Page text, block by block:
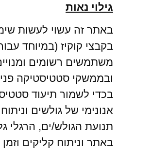
גילוי נאות
באתר זה עשוי לעשות
בקבצי קוקיז (במיוחד
משתמשים רשומים
ובממשקי סטטיסטיקה
בכדי לשמור תיעוד
אנונימי של גולשים וניתוח
תנועת הגולש/ים, הרגלי
באתר וניתוח קליקים וזמן